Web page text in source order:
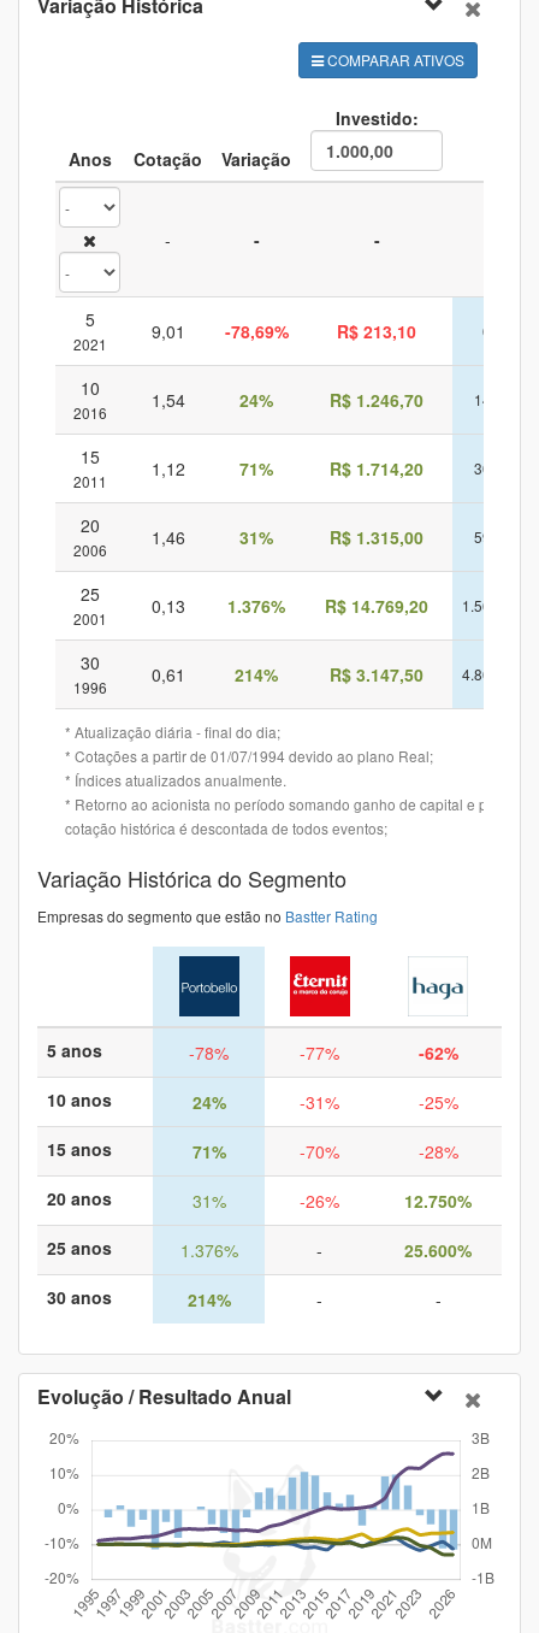
Variação Histórica
COMPARAR ATIVOS
Anos Cotação Variação
Investido:
- - -
5
2021
9,01 -78,69% R$ 213,10 68%
10
2016
1,54 24% R$ 1.246,70 144%
15
2011
1,12 71% R$ 1.714,20 301%
20
2006
1,46 31% R$ 1.315,00 598%
25
2001
0,13 1.376% R$ 14.769,20 1.562%
30
1996
0,61 214% R$ 3.147,50 4.868%
* Atualização diária - final do dia;
* Cotações a partir de 01/07/1994 devido ao plano Real;
* Índices atualizados anualmente.
* Retorno ao acionista no período somando ganho de capital e
cotação histórica é descontada de todos eventos;
Variação Histórica do Segmento
Empresas do segmento que estão no Bastter Rating
5 anos -78% -77%
-62%
10 anos
24% -31%
-25%
15 anos
71% -70%
-28%
20 anos
31% -26%
12.750%
25 anos
1.376% -
25.600%
30 anos
214% - -
Evolução / Resultado Anual